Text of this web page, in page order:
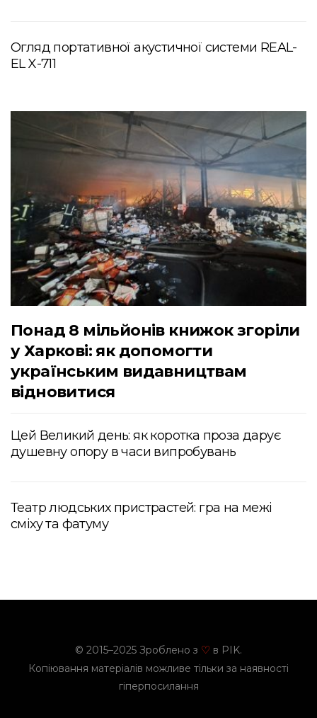
Огляд портативної акустичної системи REAL-
EL X-711
Понад 8 мільйонів книжок згоріли
у Харкові: як допомогти
українським видавництвам
відновитися
Цей Великий день: як коротка проза дарує
душевну опору в часи випробувань
Театр людських пристрастей: гра на межі
сміху та фатуму
© 2015–2025 Зроблено з ♡ в PIK.
Копіювання матеріалів можливе тільки за наявності
гіперпосилання